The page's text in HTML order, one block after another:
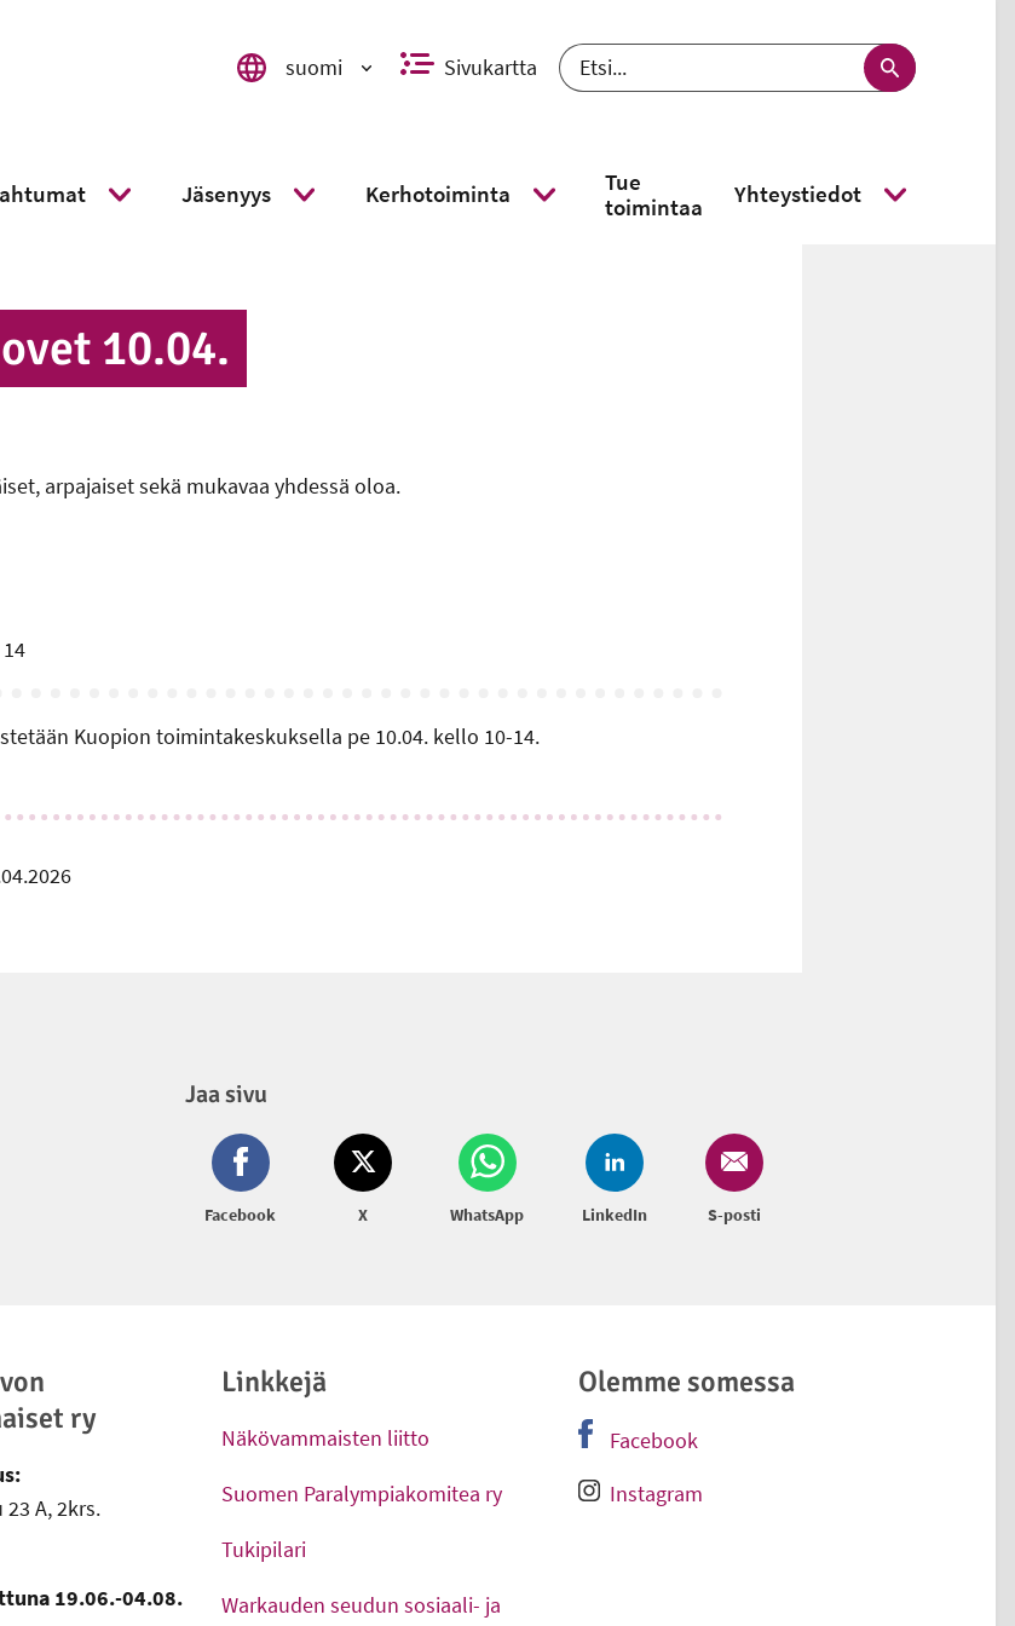
Valitse kieli, switch language, välj språk - nykyinen kieli suomi
suomi Sivukartta Etsi
Jäsenyys Kerhotoiminta
Näytä alavalikko
Tue
toimintaa
Yhteystiedot
10.04.
arpajaiset sekä mukavaa yhdessä oloa.
Kuopion toimintakeskuksella pe 10.04. kello 10-14.
Jaa sivu
Facebook X WhatsApp LinkedIn S-posti
ry
A, 2krs.
19.06.-04.08.
Linkkejä
Näkövammaisten liitto
Suomen Paralympiakomitea ry
Tukipilari
Warkauden seudun sosiaali- ja
Olemme somessa
Facebook
-Ulkoinen linkki
Instagram